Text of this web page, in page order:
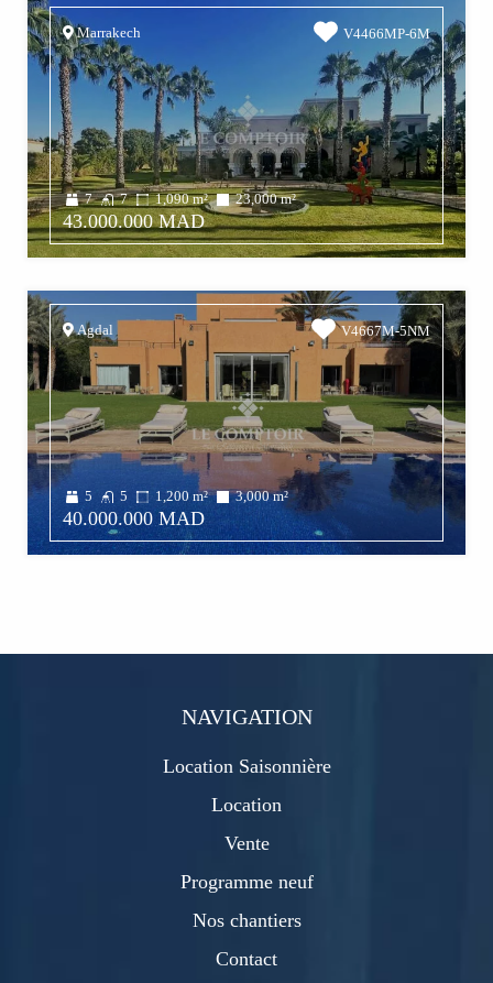
Marrakech V4466MP-6M
7 7 1,090 m² 23,000 m²
43.000.000 MAD
Agdal V4667M-5NM
5 5 1,200 m² 3,000 m²
40.000.000 MAD
NAVIGATION
Location Saisonnière
Location
Vente
Programme neuf
Nos chantiers
Contact